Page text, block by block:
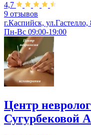
4,7
9 отзывов
г.Каспийск, ул.Гастелло,
Пн-Вс 09:00-19:00
Центр
Сугурбековой